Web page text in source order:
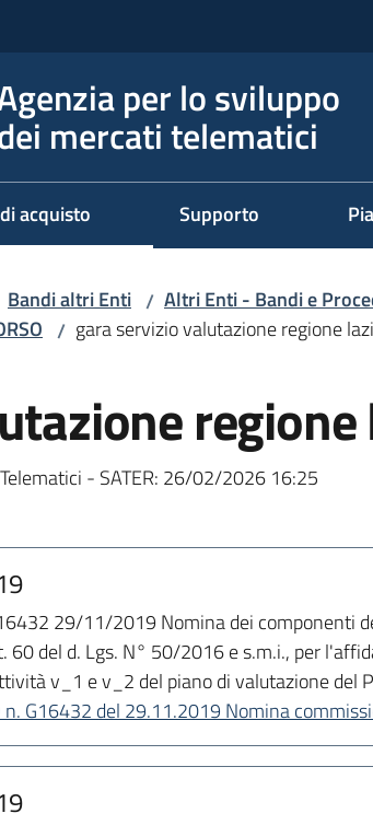
per lo sviluppo
mercati telematici
acquisto Supporto
Bandi altri Enti / Altri Enti - Bandi e
/ gara servizio valutazione regione
regione
- SATER: 26/02/2026 16:25
29/11/2019 Nomina dei componenti
60 del d. Lgs. N° 50/2016 e s.m.i., per
v_1 e v_2 del piano di valutazione del
G16432 del 29.11.2019 Nomina